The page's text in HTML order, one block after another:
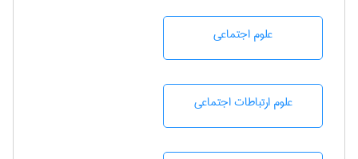
علوم اجتماعی
علوم ارتباطات اجتماعی